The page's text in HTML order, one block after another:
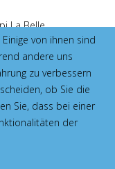
La Belle.
für Afrika
lesen gemeinsam
von ihnen sind
andere uns
zu verbessern
ob Sie die
Sie, dass bei einer
der